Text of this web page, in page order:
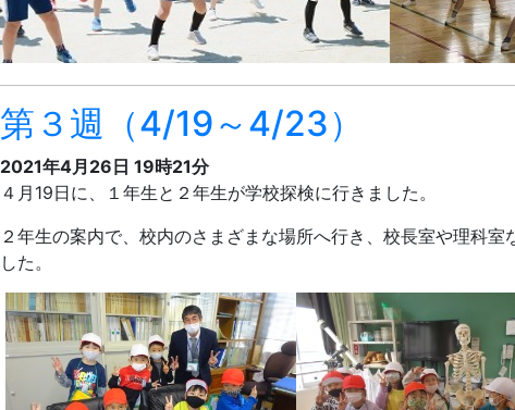
第３週（4/19～4/23）
2021年4月26日 19時21分
４月19日に、１年生と２年生が学校探検に行きました。
２年生の案内で、校内のさまざまな場所へ行き、校長室や理科
した。